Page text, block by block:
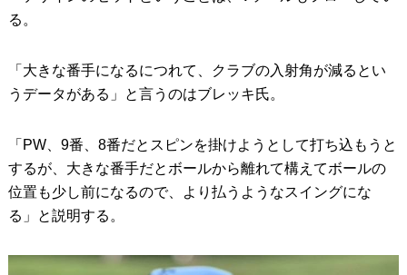
る。
「大きな番手になるにつれて、クラブの入射角が減るとい
うデータがある」と言うのはブレッキ氏。
「PW、9番、8番だとスピンを掛けようとして打ち込もうと
するが、大きな番手だとボールから離れて構えてボールの
位置も少し前になるので、より払うようなスイングにな
る」と説明する。